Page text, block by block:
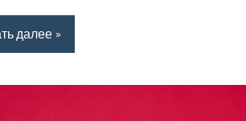
далее